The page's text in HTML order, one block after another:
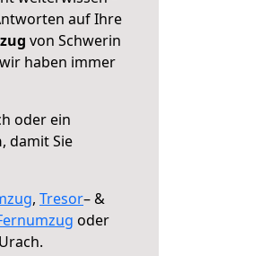
auf Ihre
von Schwerin
haben immer
oder ein
, damit Sie
, Tresor– &
oder